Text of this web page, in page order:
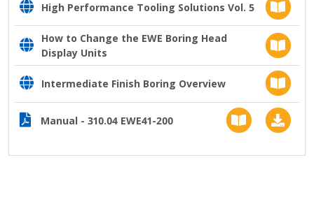
High Performance Tooling Solutions Vol. 5
How to Change the EWE Boring Head
Display Units
Intermediate Finish Boring Overview
Manual - 310.04 EWE41-200